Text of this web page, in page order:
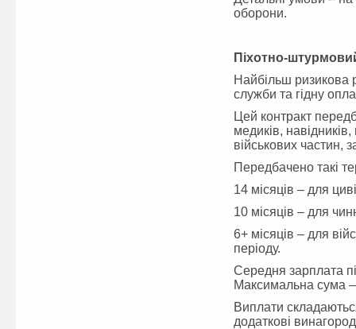
оборони.
Піхотно-
Найбільш ризикова
служби та гідну
Цей контракт
медиків,
військових частин,
Передбачено такі
14 місяців – для
10 місяців – для
6+ місяців – для
періоду.
Середня зарплата
Максимальна сума
Виплати
додаткові